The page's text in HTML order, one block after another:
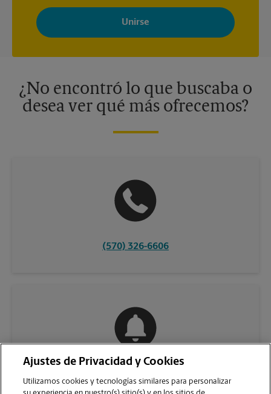
Al registrarse, acepta recibir correos electrónicos de The UPS
Store con noticias, ofertas especiales, promociones y mensajes
adaptados a sus intereses. Puede darse de baja en cualquier
momento. Para más información, consulte nuestra política de
¿No encontró lo que buscaba o
desea ver qué más ofrecemos?
(570) 326-6606
Ajustes de Privacidad y Cookies
Utilizamos cookies y tecnologías similares para personalizar